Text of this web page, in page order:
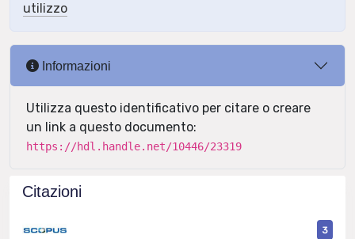
utilizzo
Informazioni
Utilizza questo identificativo per citare o creare
un link a questo documento:
https://hdl.handle.net/10446/23319
Citazioni
3